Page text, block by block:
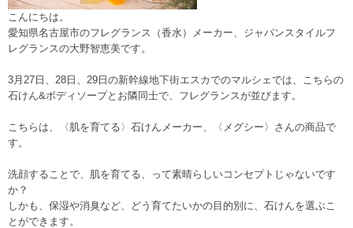
こんにちは。
愛知県名古屋市のフレグランス（香水）メーカー、ジャパンスタイルフ
レグランスの大野智恵美です。
3月27日、28日、29日の新幹線地下街エスカでのマルシェでは、こちらの
石けん&ボディソープとお隣同士で、フレグランスが並びます。
こちらは、〈肌を育てる〉石けんメーカー、〈メグシー〉さんの商品で
す。
洗顔することで、肌を育てる、って素晴らしいコンセプトじゃないです
か？
しかも、保湿や消臭など、どう育てたいかの目的別に、石けんを選ぶこ
とができます。